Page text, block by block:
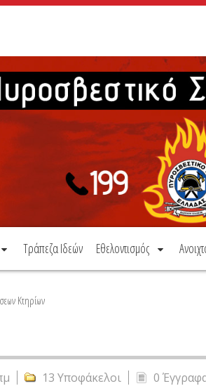
Τράπεζα Ιδεών Εθελοντισμός
Κτηρίων
13 Υποφάκελοι 0